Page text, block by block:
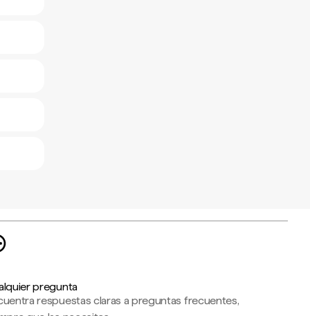
pregunta
respuestas claras a preguntas frecuentes,